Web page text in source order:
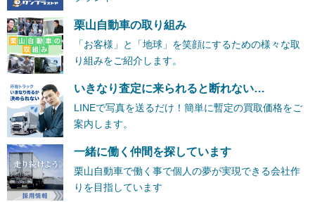
栗山自動車の取り組み
「お客様」と「地球」を笑顔にするための様々な取
り組みをご紹介します。
いきなり査定に来られると断れない…
LINEで写真を送るだけ！簡単に暫定の買取価格をご
案内します。
一緒に働く仲間を探しています
栗山自動車で働く事で個人の夢が実現できる会社作
りを目指しています